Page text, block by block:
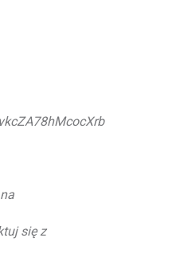
się z